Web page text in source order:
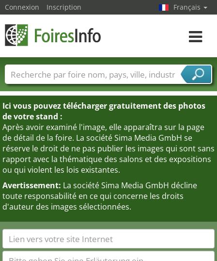
Ici vous pouvez télécharger gratuitement des photos
de votre stand :
Après avoir examiné l'image, elle apparaîtra sur la page
de détail de la foire. La société Sima Media GmbH se
réserve le droit de ne pas publier les images qui sont sans
rapport avec la thématique des salons et des expositions
ou qui violent les lois existantes.
Avertissement: La société Sima Media GmbH décline
toute responsabilité en ce qui concerne les droits
d'auteur des images sélectionnées.
Connexion Inscription Français
Toggle
Foire noms Pays Villes
Secteurs de foire
Secteurs du fournisseur de services